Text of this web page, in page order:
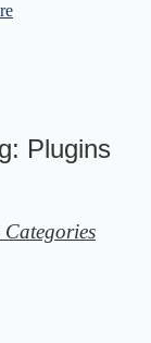
Plugins